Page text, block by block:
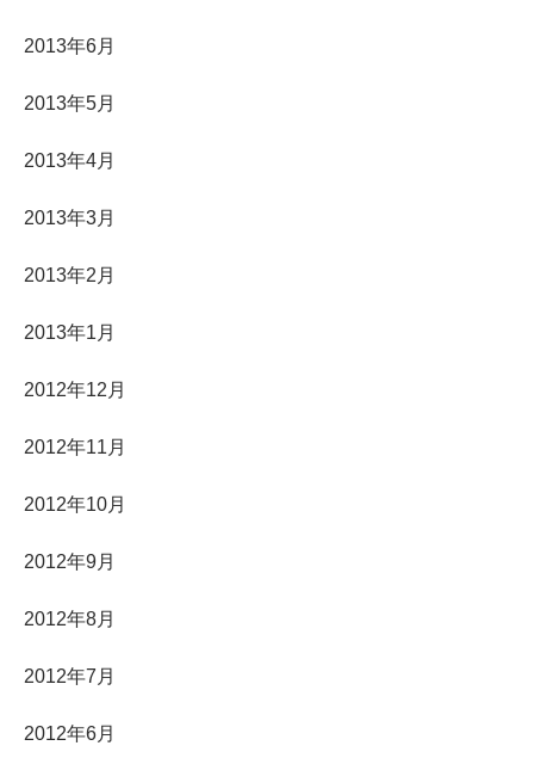
2013年6月
2013年5月
2013年4月
2013年3月
2013年2月
2013年1月
2012年12月
2012年11月
2012年10月
2012年9月
2012年8月
2012年7月
2012年6月